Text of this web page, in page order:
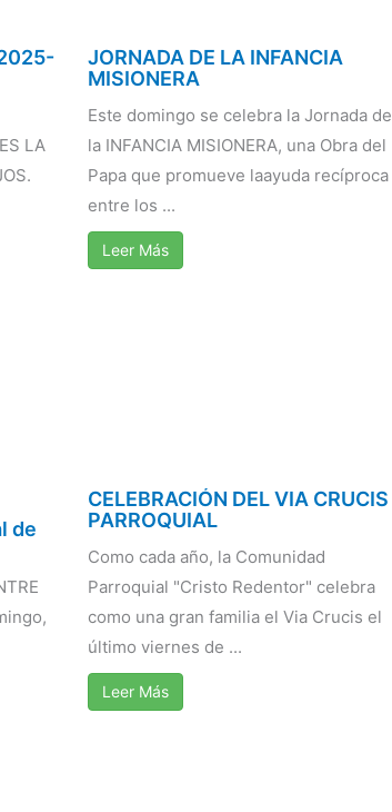
LA
JORNADA DE LA INFANCIA
MISIONERA
Este domingo se celebra la Jornada de
la INFANCIA MISIONERA, una Obra del
Papa que promueve laayuda recíproca
entre los ...
Leer Más
de
CELEBRACIÓN DEL VIA CRUCIS
PARROQUIAL
Como cada año, la Comunidad
Parroquial "Cristo Redentor" celebra
como una gran familia el Via Crucis el
último viernes de ...
Leer Más